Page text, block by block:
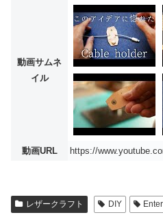
動画サムネ
イル
動画URL https://
レザークラフト DIY